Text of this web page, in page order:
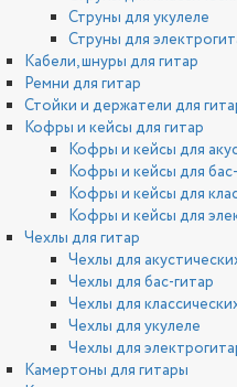
Струны для укулеле
Струны для
Кабели, шнуры для гитар
Ремни для гитар
Стойки и держатели для
Кофры и кейсы для гитар
Кофры и кейсы для
Кофры и кейсы для
Кофры и кейсы для
Кофры и кейсы для
Чехлы для гитар
Чехлы для
Чехлы для бас-гитар
Чехлы для
Чехлы для укулеле
Чехлы для
Камертоны для гитары